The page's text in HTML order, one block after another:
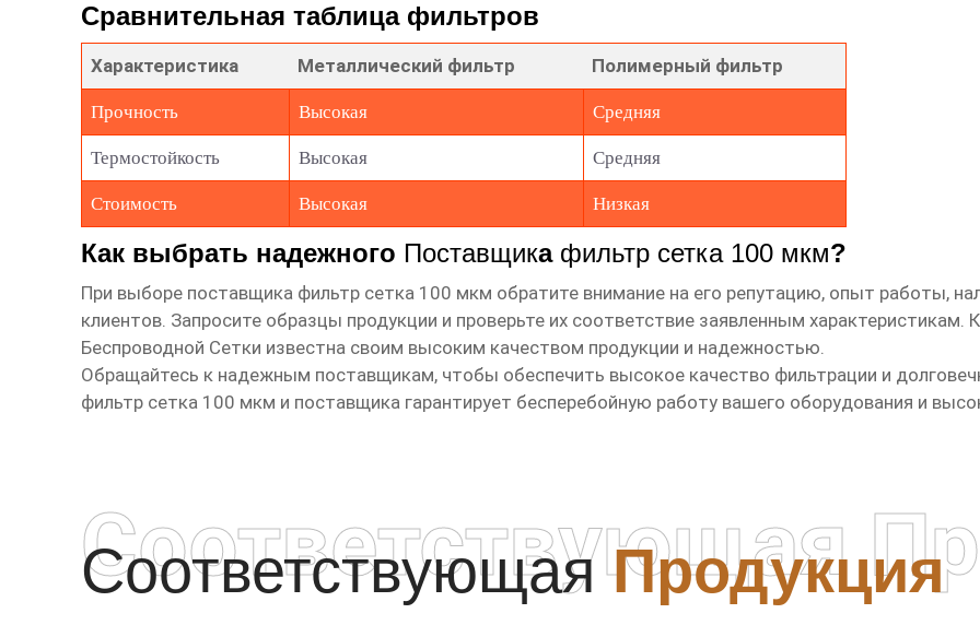
Сравнительная таблица фильтров
Характеристика Металлический фильтр Полимерный фильтр
Прочность Высокая Средняя
Термостойкость Высокая Средняя
Стоимость Высокая Низкая
Как выбрать надежного Поставщика фильтр сетка 100 мкм?
При выборе поставщика фильтр сетка 100 мкм обратите внимание на его репутацию, опыт работы,
клиентов. Запросите образцы продукции и проверьте их соответствие заявленным
Беспроводной Сетки известна своим высоким качеством продукции и надежностью.
Обращайтесь к надежным поставщикам, чтобы обеспечить высокое качество фильтрации и
фильтр сетка 100 мкм и поставщика гарантирует бесперебойную работу вашего оборудования и
СоответствующаяПродукция
Соответствующая